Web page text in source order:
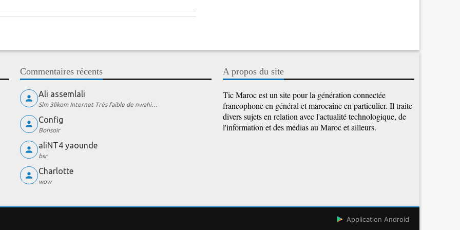
Commentaires récents
Ali assemlali
Slm 3likom Internet Très faible de nwahi…
Config
Bonsoir
aliNT4 yaounde
bsr
Charlotte
wow
A propos du site
Tic Maroc est un site pour la génération connectée
francophone en général et marocaine en particulier. Il traite
divers sujets en relation avec l'actualité technologique, de
l'information et des médias au Maroc et ailleurs.
Application Android